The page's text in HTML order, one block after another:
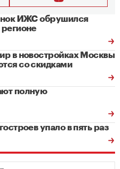
ИЖС обрушился
в новостройках Москвы
со скидками
полную
упало в пять раз